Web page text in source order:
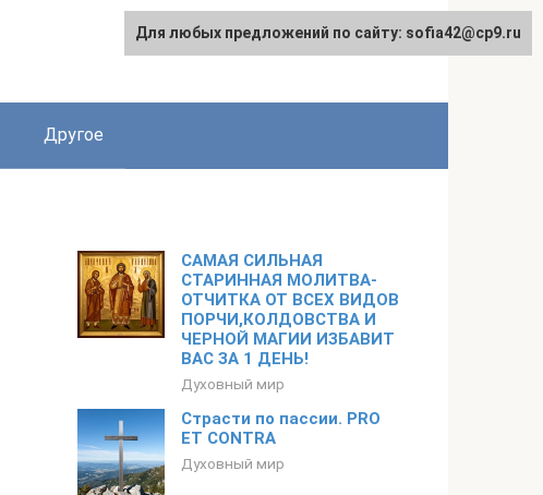
Другое
САМАЯ СИЛЬНАЯ
СТАРИННАЯ МОЛИТВА-
ОТЧИТКА ОТ ВСЕХ ВИДОВ
ПОРЧИ,КОЛДОВСТВА И
ЧЕРНОЙ МАГИИ ИЗБАВИТ
ВАС ЗА 1 ДЕНЬ!
Духовный мир
Страсти по пассии. PRO
ET CONTRA
Духовный мир
Для любых предложений по сайту: sofia42@cp9.ru